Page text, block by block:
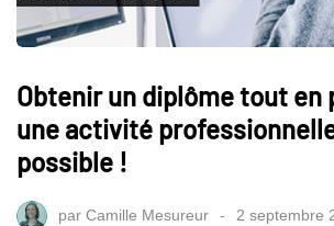
Obtenir un diplôme tout en
une activité professionnelle
possible !
par Camille Mesureur 2 septembre